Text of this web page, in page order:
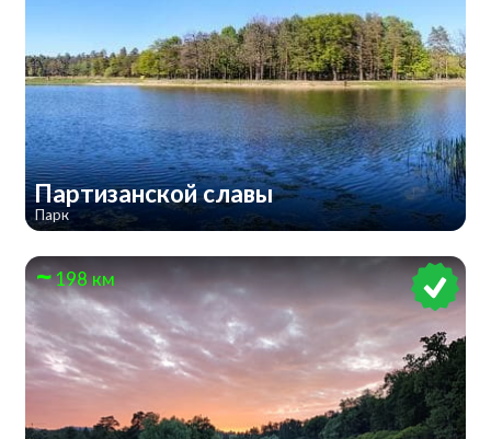
Партизанской славы
Парк
198 км